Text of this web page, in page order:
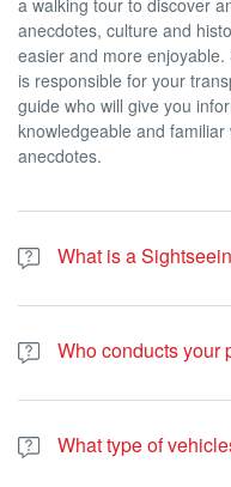
a walking tour to discover
anecdotes, culture and
easier and more
is responsible for your
guide who will give you
knowledgeable and
anecdotes.
What is a
Sightseeing is the activity
see the interesting places
number of group members,
Who conducts your
We employ local expert
need visits to be
you around the destination
What type of